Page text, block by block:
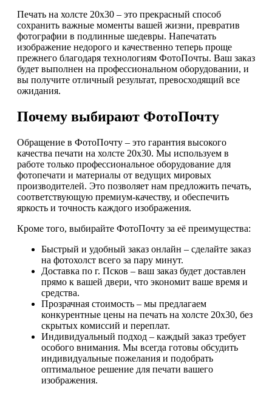
Печать на холсте 20х30 – это прекрасный способ
сохранить важные моменты вашей жизни, превратив
фотографии в подлинные шедевры. Напечатать
изображение недорого и качественно теперь проще
прежнего благодаря технологиям ФотоПочты. Ваш заказ
будет выполнен на профессиональном оборудовании, и
вы получите отличный результат, превосходящий все
ожидания.
Почему выбирают ФотоПочту
Обращение в ФотоПочту – это гарантия высокого
качества печати на холсте 20х30. Мы используем в
работе только профессиональное оборудование для
фотопечати и материалы от ведущих мировых
производителей. Это позволяет нам предложить печать,
соответствующую премиум-качеству, и обеспечить
яркость и точность каждого изображения.
Кроме того, выбирайте ФотоПочту за её преимущества:
Быстрый и удобный заказ онлайн – сделайте заказ
на фотохолст всего за пару минут.
Доставка по г. Псков – ваш заказ будет доставлен
прямо к вашей двери, что экономит ваше время и
средства.
Прозрачная стоимость – мы предлагаем
конкурентные цены на печать на холсте 20х30, без
скрытых комиссий и переплат.
Индивидуальный подход – каждый заказ требует
особого внимания. Мы всегда готовы обсудить
индивидуальные пожелания и подобрать
оптимальное решение для печати вашего
изображения.